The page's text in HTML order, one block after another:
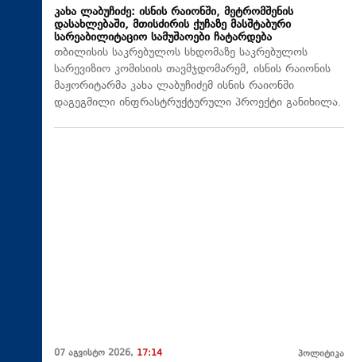
კახა ლაბუჩიძე: ისნის რაიონში, მეტრომშენის
დასახლებაში, მთისძირის ქუჩაზე მასშტაბური
სარეაბილიტაციო სამუშაოები ჩატარდება
თბილისის საკრებულოს სხდომაზე საკრებულოს
სარევიზიო კომისიის თავმჯდომარემ, ისნის რაიონის
მაჟორიტარმა კახა ლაბუჩიძემ ისნის რაიონში
დაგეგმილი ინფრასტრუქტურული პროექტი განიხილა.
07 აგვისტო 2026, 17:14 პოლიტიკა